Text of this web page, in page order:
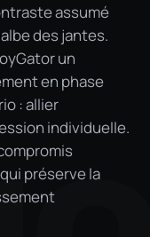
assumé
des jantes.
un
en phase
: allier
individuelle.
préserve la